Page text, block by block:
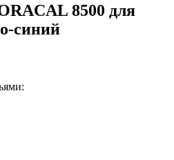
8500 для
синий